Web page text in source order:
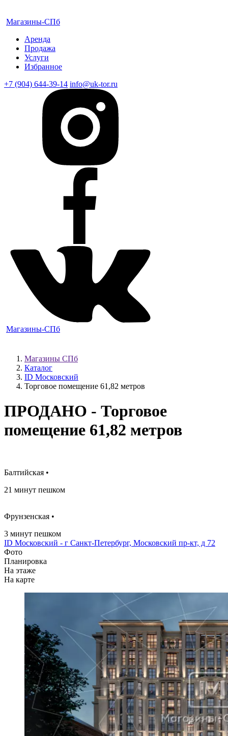
Магазины-СПб
Аренда
Продажа
Услуги
Избранное
+7 (904) 644-39-14 info@uk-tor.ru
Магазины-СПб
Магазины СПб
Каталог
ID Московский
Торговое помещение 61,82 метров
ПРОДАНО - Торговое
помещение 61,82 метров
Балтийская •
21 минут пешком
Фрунзенская •
3 минут пешком
ID Московский - г Санкт-Петербург, Московский пр-кт, д 72
Фото
Планировка
На этаже
На карте